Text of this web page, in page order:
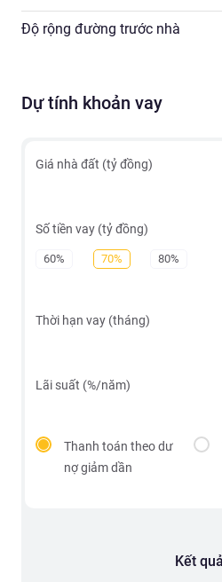
Độ rộng đường trước nhà
Dự tính khoản vay
Giá nhà đất (tỷ đồng)
Số tiền vay (tỷ đồng)
60% 70% 80%
Thời hạn vay (tháng)
Lãi suất (%/năm)
Thanh toán theo dư
nợ giảm dần
Kết quả